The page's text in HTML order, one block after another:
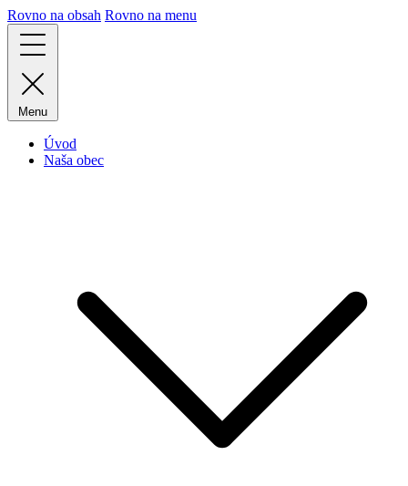
Rovno na obsah Rovno na menu
Menu
Úvod
Naša obec